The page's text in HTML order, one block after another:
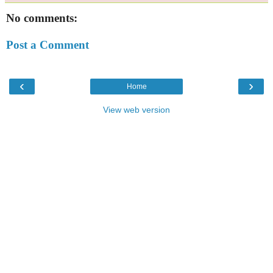
No comments:
Post a Comment
‹ ›
Home
View web version